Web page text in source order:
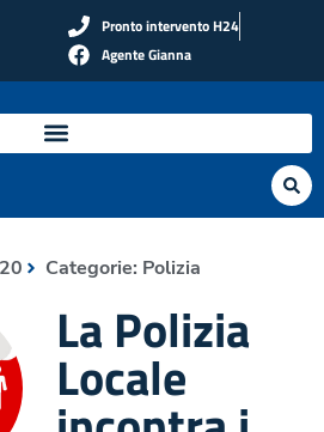
Pronto intervento H24
Agente Gianna
di
Categorie: Polizia
La Polizia
Locale